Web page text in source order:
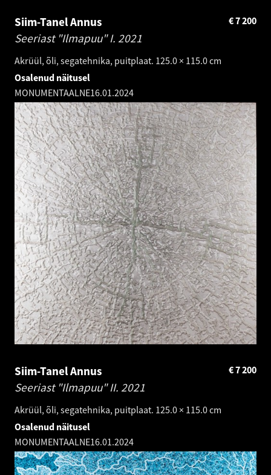
Siim-Tanel Annus
Seeriast "Ilmapuu" I. 2021
Akrüül, õli, segatehnika, puitplaat. 125.0 × 115.0 cm
7 200
€
Osalenud näitusel
MONUMENTAALNE16.01.2024
Siim-Tanel Annus
Seeriast "Ilmapuu" II. 2021
Akrüül, õli, segatehnika, puitplaat. 125.0 × 115.0 cm
7 200
€
Osalenud näitusel
MONUMENTAALNE16.01.2024